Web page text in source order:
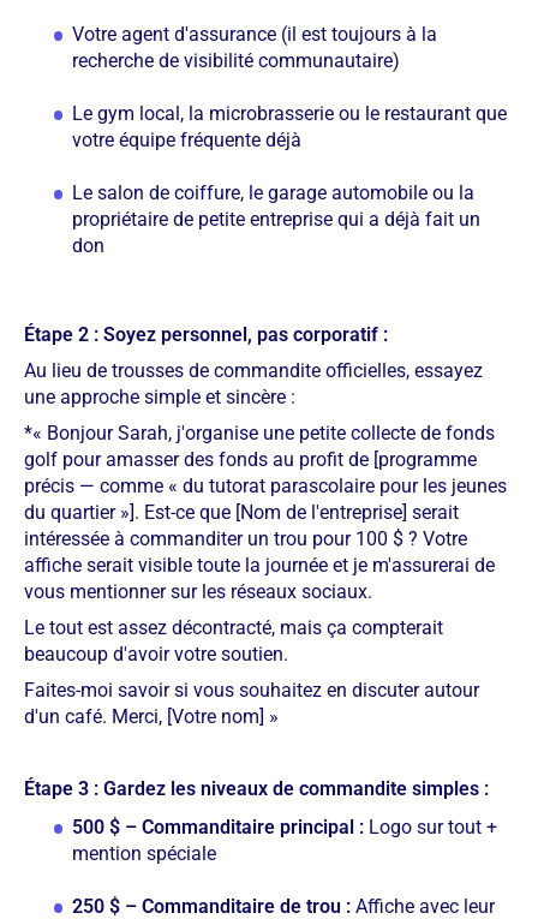
Votre agent d'assurance (il est toujours à la
recherche de visibilité communautaire)
Le gym local, la microbrasserie ou le restaurant que
votre équipe fréquente déjà
Le salon de coiffure, le garage automobile ou la
propriétaire de petite entreprise qui a déjà fait un
don
Étape 2 : Soyez personnel, pas corporatif :
Au lieu de trousses de commandite officielles, essayez
une approche simple et sincère :
*« Bonjour Sarah, j'organise une petite collecte de fonds
golf pour amasser des fonds au profit de [programme
précis — comme « du tutorat parascolaire pour les jeunes
du quartier »]. Est-ce que [Nom de l'entreprise] serait
intéressée à commanditer un trou pour 100 $ ? Votre
affiche serait visible toute la journée et je m'assurerai de
vous mentionner sur les réseaux sociaux.
Le tout est assez décontracté, mais ça compterait
beaucoup d'avoir votre soutien.
Faites-moi savoir si vous souhaitez en discuter autour
d'un café. Merci, [Votre nom] »
Étape 3 : Gardez les niveaux de commandite simples :
500 $ – Commanditaire principal : Logo sur tout +
mention spéciale
250 $ – Commanditaire de trou : Affiche avec leur